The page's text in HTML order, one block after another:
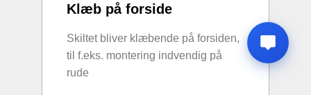
Klæb på forside
Skiltet bliver klæbende på forsiden,
til f.eks. montering indvendig på
rude